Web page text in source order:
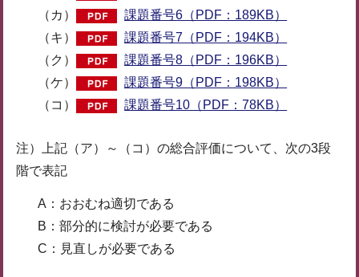
（カ）
課題番号6（PDF：189KB）
（キ）
課題番号7（PDF：194KB）
（ク）
課題番号8（PDF：196KB）
（ケ）
課題番号9（PDF：198KB）
（コ）
課題番号10（PDF：78KB）
注）上記（ア）～（コ）の総合評価について、次の3段
階で表記
A：おおむね適切である
B：部分的に検討が必要である
C：見直しが必要である